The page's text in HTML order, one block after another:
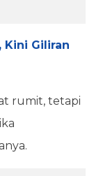
Kini Giliran
rumit, tetapi